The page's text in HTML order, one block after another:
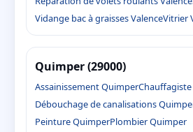
Vidange bac à graisses ValenceVitrier
Quimper (29000)
Assainissement Quimper
Débouchage de canalisations
Peinture QuimperPlombier Quimper